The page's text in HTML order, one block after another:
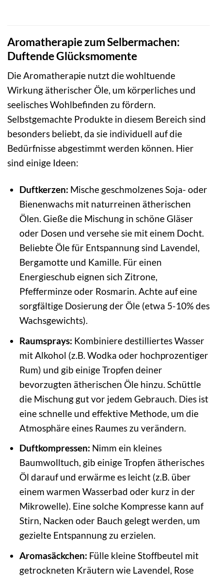
Aromatherapie zum Selbermachen:
Duftende Glücksmomente
Die Aromatherapie nutzt die wohltuende
Wirkung ätherischer Öle, um körperliches und
seelisches Wohlbefinden zu fördern.
Selbstgemachte Produkte in diesem Bereich sind
besonders beliebt, da sie individuell auf die
Bedürfnisse abgestimmt werden können. Hier
sind einige Ideen:
Duftkerzen: Mische geschmolzenes Soja- oder
Bienenwachs mit naturreinen ätherischen
Ölen. Gieße die Mischung in schöne Gläser
oder Dosen und versehe sie mit einem Docht.
Beliebte Öle für Entspannung sind Lavendel,
Bergamotte und Kamille. Für einen
Energieschub eignen sich Zitrone,
Pfefferminze oder Rosmarin. Achte auf eine
sorgfältige Dosierung der Öle (etwa 5-10% des
Wachsgewichts).
Raumsprays: Kombiniere destilliertes Wasser
mit Alkohol (z.B. Wodka oder hochprozentiger
Rum) und gib einige Tropfen deiner
bevorzugten ätherischen Öle hinzu. Schüttle
die Mischung gut vor jedem Gebrauch. Dies ist
eine schnelle und effektive Methode, um die
Atmosphäre eines Raumes zu verändern.
Duftkompressen: Nimm ein kleines
Baumwolltuch, gib einige Tropfen ätherisches
Öl darauf und erwärme es leicht (z.B. über
einem warmen Wasserbad oder kurz in der
Mikrowelle). Eine solche Kompresse kann auf
Stirn, Nacken oder Bauch gelegt werden, um
gezielte Entspannung zu erzielen.
Aromasäckchen: Fülle kleine Stoffbeutel mit
getrockneten Kräutern wie Lavendel, Rose